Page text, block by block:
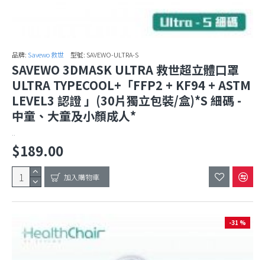
品牌: Savewo 救世 型號: SAVEWO-ULTRA-S
SAVEWO 3DMASK ULTRA 救世超立體口罩
ULTRA TYPECOOL+「FFP2 + KF94 + ASTM
LEVEL3 認證 」(30片獨立包裝/盒)*S 細碼 -
中童、大童及小顏成人*
..
$189.00
加入購物車
-31 %